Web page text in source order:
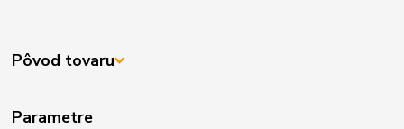
Pôvod tovaru
Parametre